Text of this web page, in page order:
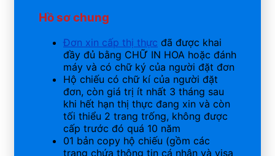
Hồ sơ chung
Đơn xin cấp thị thực đã được khai
đầy đủ bằng CHỮ IN HOA hoặc đánh
máy và có chữ ký của người đặt đơn
Hộ chiếu có chữ kí của người đặt
đơn, còn giá trị ít nhất 3 tháng sau
khi hết hạn thị thực đang xin và còn
tối thiểu 2 trang trống, không được
cấp trước đó quá 10 năm
01 bản copy hộ chiếu (gồm các
trang chứa thông tin cá nhân và visa